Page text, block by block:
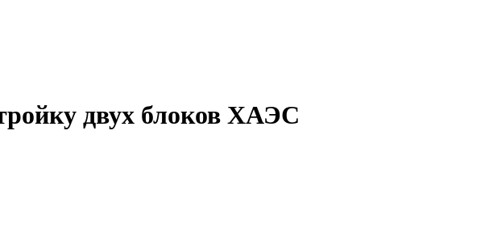
двух блоков ХАЭС